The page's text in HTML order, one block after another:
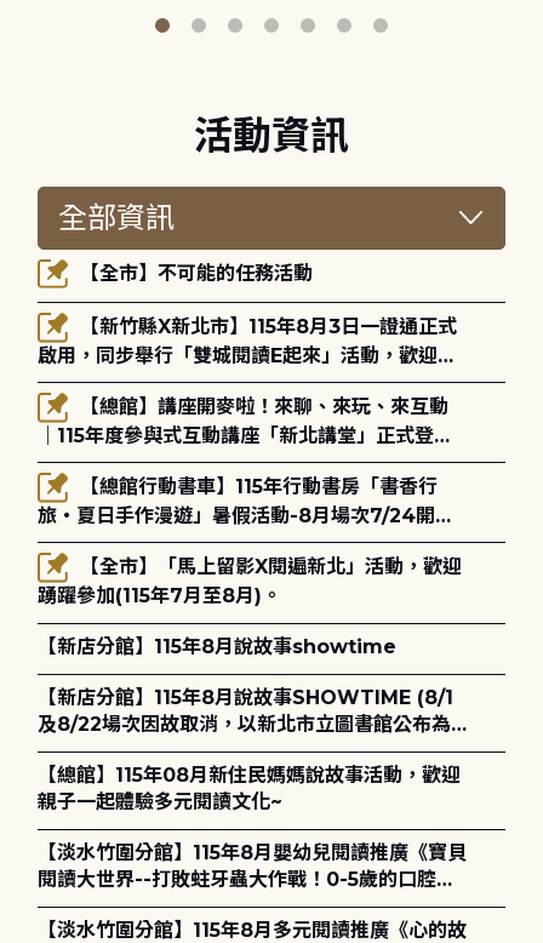
活動資訊
【全市】不可能的任務活動
啟用，同步舉行「雙城閱讀E起來」活動，歡迎踴
躍參加(115年8月3日至10月4日)。
｜115年度參與式互動講座「新北講堂」正式登
場！
旅・夏日手作漫遊」暑假活動-8月場次7/24開始
報名
踴躍參加(115年7月至8月)。
【新店分館】115年8月說故事showtime
【新店分館】115年8月說故事SHOWTIME (8/1
及8/22場次因故取消，以新北市立圖書館公布為
主)
【總館】115年08月新住民媽媽說故事活動，歡迎
親子一起體驗多元閱讀文化~
【淡水竹圍分館】115年8月嬰幼兒閱讀推廣《寶貝
閱讀大世界--打敗蛀牙蟲大作戰！0-5歲的口腔照
護全攻略》
【淡水竹圍分館】115年8月多元閱讀推廣《心的故